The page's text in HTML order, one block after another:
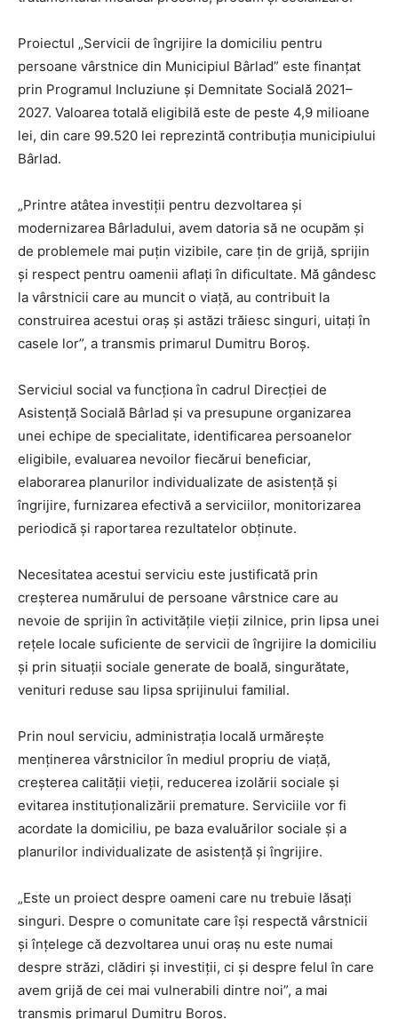
Proiectul „Servicii de îngrijire la domiciliu pentru
persoane vârstnice din Municipiul Bârlad” este finanțat
prin Programul Incluziune și Demnitate Socială 2021–
2027. Valoarea totală eligibilă este de peste 4,9 milioane
lei, din care 99.520 lei reprezintă contribuția municipiului
Bârlad.
„Printre atâtea investiții pentru dezvoltarea și
modernizarea Bârladului, avem datoria să ne ocupăm și
de problemele mai puțin vizibile, care țin de grijă, sprijin
și respect pentru oamenii aflați în dificultate. Mă gândesc
la vârstnicii care au muncit o viață, au contribuit la
construirea acestui oraș și astăzi trăiesc singuri, uitați în
casele lor”, a transmis primarul Dumitru Boroș.
Serviciul social va funcționa în cadrul Direcției de
Asistență Socială Bârlad și va presupune organizarea
unei echipe de specialitate, identificarea persoanelor
eligibile, evaluarea nevoilor fiecărui beneficiar,
elaborarea planurilor individualizate de asistență și
îngrijire, furnizarea efectivă a serviciilor, monitorizarea
periodică și raportarea rezultatelor obținute.
Necesitatea acestui serviciu este justificată prin
creșterea numărului de persoane vârstnice care au
nevoie de sprijin în activitățile vieții zilnice, prin lipsa unei
rețele locale suficiente de servicii de îngrijire la domiciliu
și prin situații sociale generate de boală, singurătate,
venituri reduse sau lipsa sprijinului familial.
Prin noul serviciu, administrația locală urmărește
menținerea vârstnicilor în mediul propriu de viață,
creșterea calității vieții, reducerea izolării sociale și
evitarea instituționalizării premature. Serviciile vor fi
acordate la domiciliu, pe baza evaluărilor sociale și a
planurilor individualizate de asistență și îngrijire.
„Este un proiect despre oameni care nu trebuie lăsați
singuri. Despre o comunitate care își respectă vârstnicii
și înțelege că dezvoltarea unui oraș nu este numai
despre străzi, clădiri și investiții, ci și despre felul în care
avem grijă de cei mai vulnerabili dintre noi”, a mai
transmis primarul Dumitru Boroș.